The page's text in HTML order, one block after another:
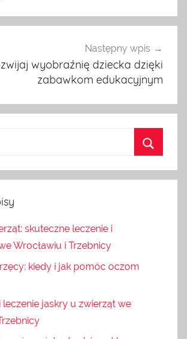
Następny wpis
wyobraźnię dziecka dzięki
zabawkom edukacyjnym
skuteczne leczenie i
Wrocławiu i Trzebnicy
kiedy i jak pomóc oczom
leczenie jaskry u zwierząt we